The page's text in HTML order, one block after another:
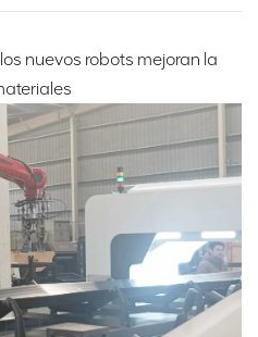
nuevos robots mejoran la